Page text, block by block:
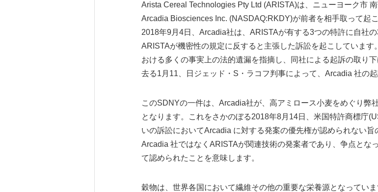
Arista Cereal Technologies Pty Ltd (ARISTA)は、ニューヨーク市
Arcadia Biosciences Inc. (NASDAQ:RKDY)が前者を相手取って起
2018年9月4日、Arcadia社は、ARISTAが有する3つの特許に自社
ARISTAが機密性の規定に反すると主張した訴訟を起こしていま
おける多くの事実上の法的遺漏を指摘し、同社による起訴の取り下
去る1月11、日ジェッド・S・ラコフ判事によって、Arcadia 社の
このSDNYの一件は、Arcadia社が、高アミロース小麦をめぐり弊
となります。これをさかのぼる2018年8月14日、米国特許商標庁
いの訴訟においてArcadia に対する発案の優先権が認められない旨
Arcadia 社ではなくARISTAが関連技術の発案者であり、争点とな
て認められたことを意味します。
穀物は、世界各国において繊維その他の重要な栄養源となってい